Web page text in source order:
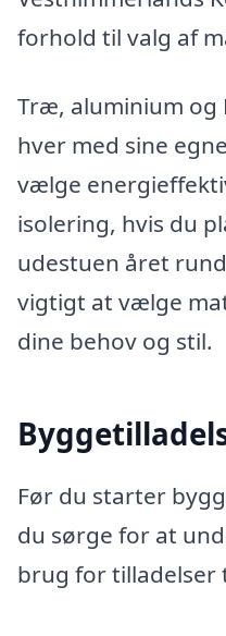
forhold til valg af
Træ, aluminium og
hver med sine
vælge
isolering, hvis du
udestuen året
vigtigt at vælge
dine behov og stil.
Før du starter
du sørge for at
brug for tilladelser